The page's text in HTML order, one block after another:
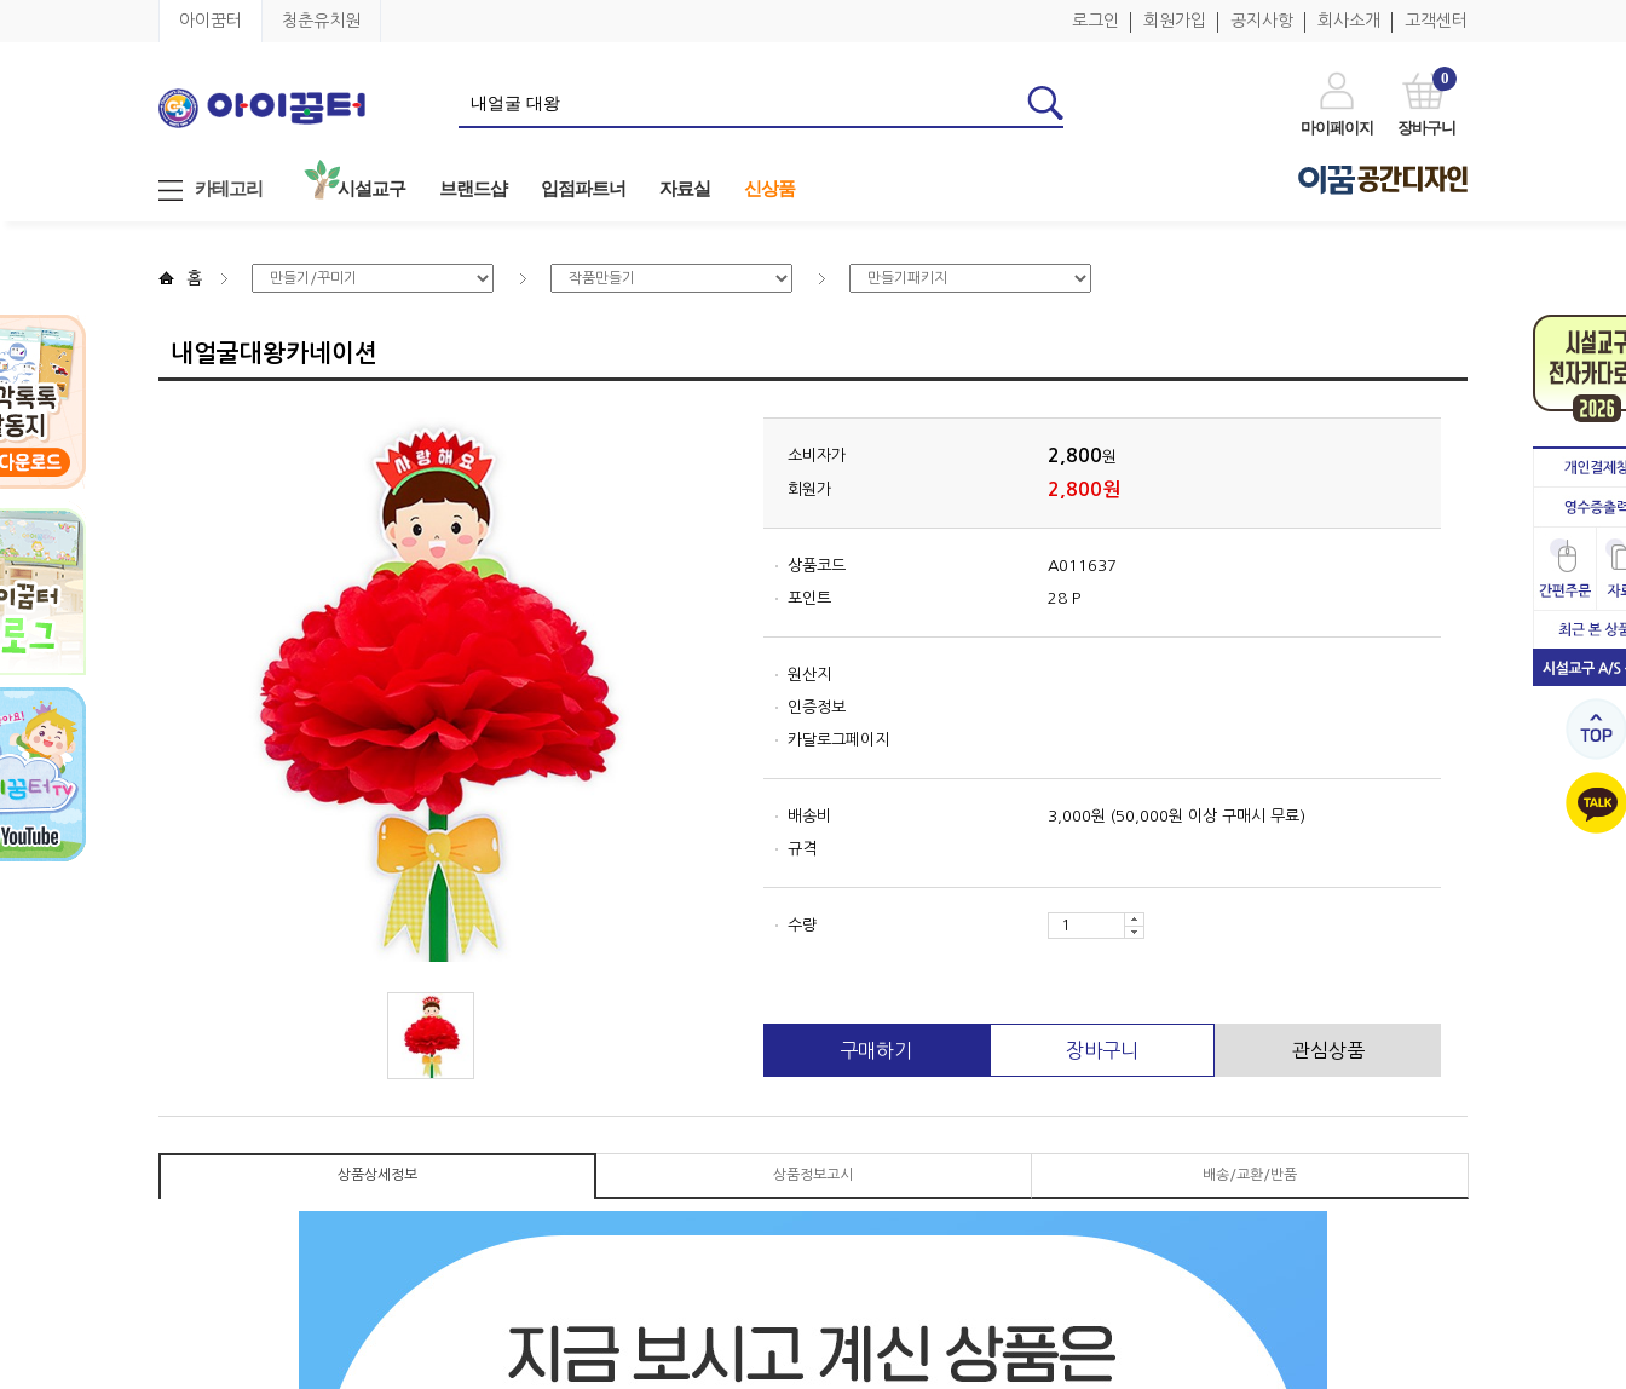
아이꿈터 청춘유치원 로그인 회원가입 공지사항 회사소개 고객센터
마이페이지
0
장바구니
카테고리 시설교구 브랜드샵 입점파트너 자료실 신상품
홈
내얼굴대왕카네이션
소비자가 2,800원
회원가 2,800원
상품코드 A011637
포인트 28 P
원산지
인증정보
카달로그페이지
배송비 3,000원 (50,000원 이상 구매시 무료)
규격
수량
구매하기 장바구니 관심상품
상품상세정보 상품정보고시 배송/교환/반품